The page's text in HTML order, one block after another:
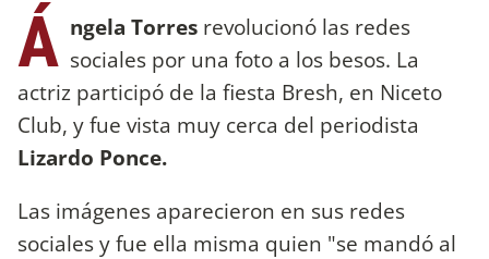
Á ngela Torres revolucionó las redes
sociales por una foto a los besos. La
actriz participó de la fiesta Bresh, en Niceto
Club, y fue vista muy cerca del periodista
Lizardo Ponce.
Las imágenes aparecieron en sus redes
sociales y fue ella misma quien "se mandó al